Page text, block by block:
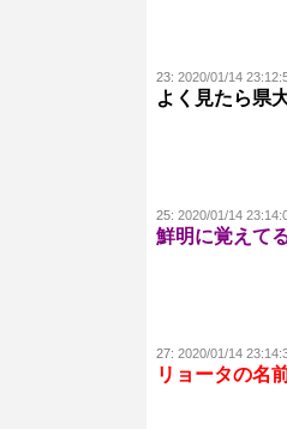
23: 2020/01/14
よく見たら県
25: 2020/01/14
鮮明に覚えて
27: 2020/01/14
リョータの名